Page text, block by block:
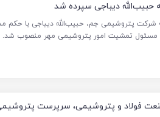
حبیب‌الله دیباجی سپرده شد
پتروشیمی جم، حبیب‌الله دیباجی با حکم
مسئول تمشیت امور پتروشیمی مهر منصوب شد.
فولاد و پتروشیمی، سرپرست